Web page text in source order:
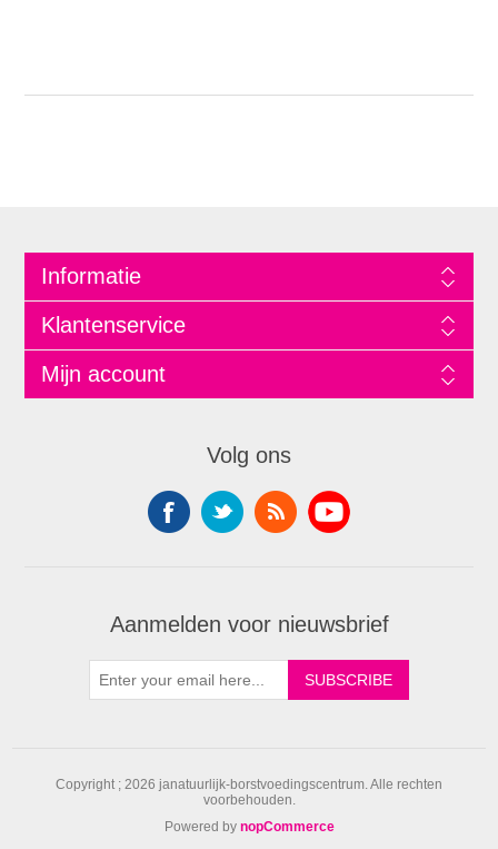
Informatie
Klantenservice
Mijn account
Volg ons
Aanmelden voor nieuwsbrief
Copyright ; 2026 janatuurlijk-borstvoedingscentrum. Alle rechten
voorbehouden.
Powered by nopCommerce